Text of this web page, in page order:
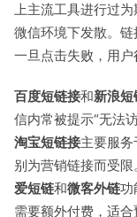
上主流工具进行过
微信环境下发散。
一旦点击失败，用户
百度短链接和新浪短
信内常被提示“无法
淘宝短链接主要服
别为营销链接而受限
爱短链和微客外链功
需要额外付费，适合